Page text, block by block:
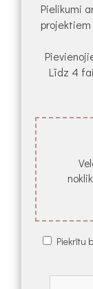
Pielikumi
Līdz 4
Piekrītu